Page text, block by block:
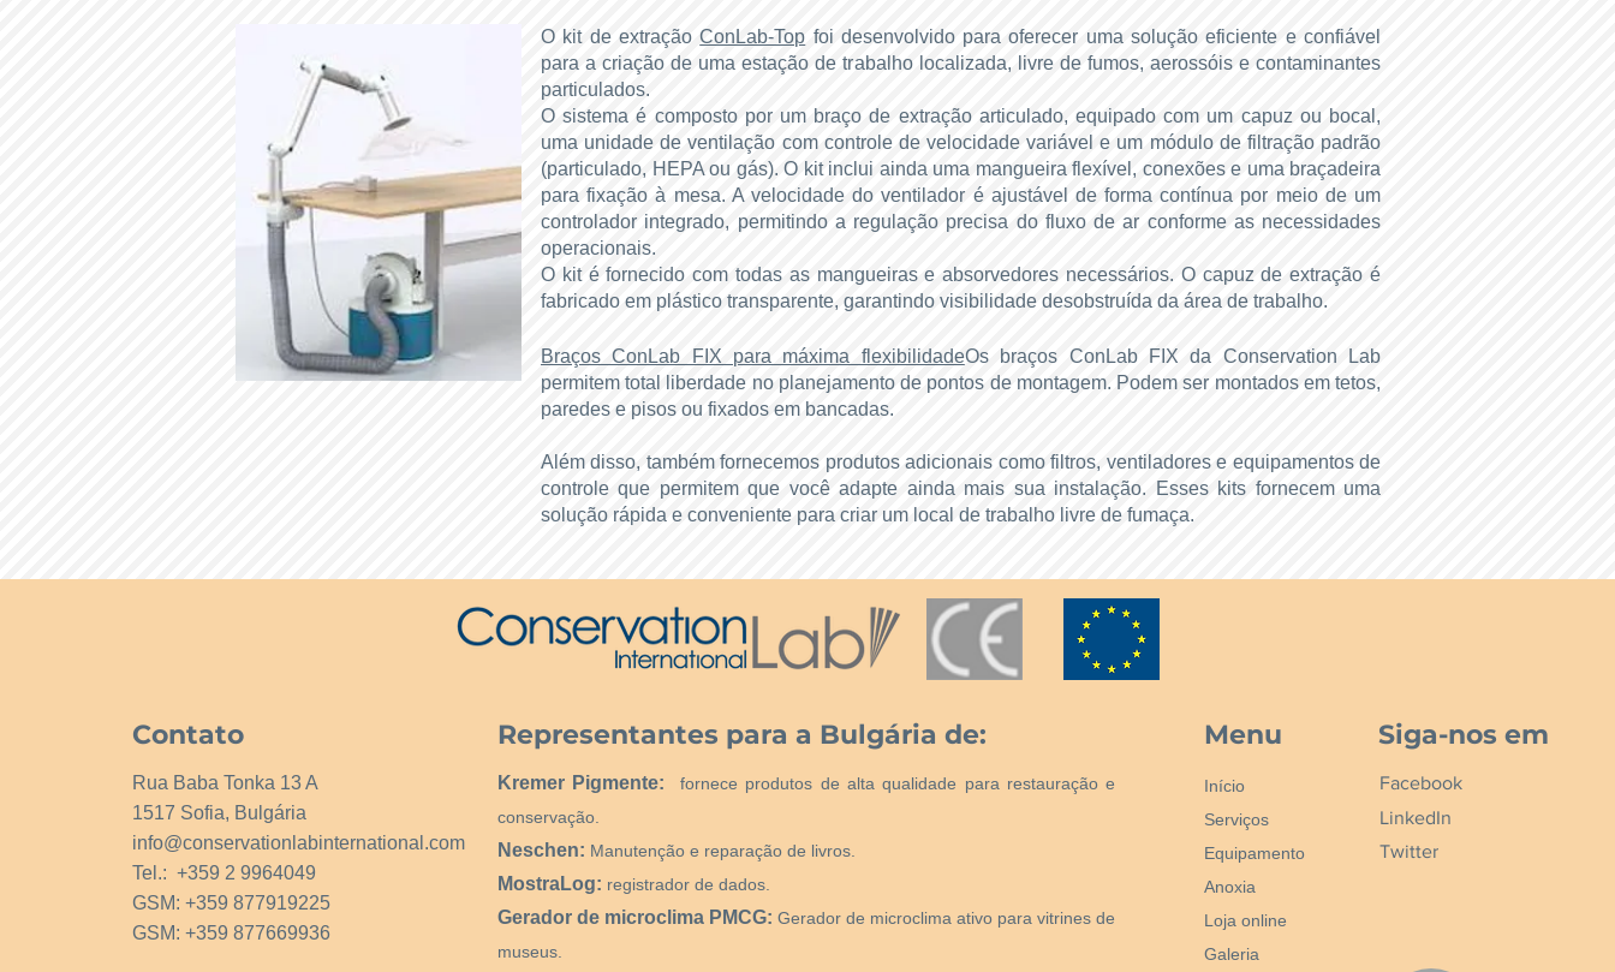
O kit de extraçãoConLab‑Top foi desenvolvido para oferecer uma solução eficiente e confiável
para a criação de uma estação de trabalho localizada, livre de fumos, aerossóis e contaminantes
particulados.
O sistema é composto por um braço de extração articulado, equipado com um capuz ou bocal,
uma unidade de ventilação com controle de velocidade variável e um módulo de filtração padrão
(particulado, HEPA ou gás). O kit inclui ainda uma mangueira flexível, conexões e uma braçadeira
para fixação à mesa. A velocidade do ventilador é ajustável de forma contínua por meio de um
controlador integrado, permitindo a regulação precisa do fluxo de ar conforme as necessidades
operacionais.
O kit é fornecido com todas as mangueiras e absorvedores necessários. O capuz de extração é
fabricado em plástico transparente, garantindo visibilidade desobstruída da área de trabalho.
Braços ConLab FIX para máxima flexibilidadeOs braços ConLab FIX da Conservation Lab
permitem total liberdade no planejamento de pontos de montagem. Podem ser montados em tetos,
paredes e pisos ou fixados em bancadas.
Além disso, também fornecemos produtos adicionais como filtros, ventiladores e equipamentos de
controle que permitem que você adapte ainda mais sua instalação. Esses kits fornecem uma
solução rápida e conveniente para criar um local de trabalho livre de fumaça.
Contato
Rua Baba Tonka 13 A
1517 Sofia, Bulgária
info@conservationlabinternational.com
Tel.: +359 2 9964049
GSM: +359 877919225
GSM: +359 877669936
Representantes para a Bulgária de:
Kremer Pigmente:
fornece produtos de alta qualidade para restauração e
conservação.
Neschen: Manutenção e reparação de livros.
MostraLog: registrador de dados.
Gerador de microclima PMCG: Gerador de microclima ativo para vitrines de
museus.
Menu
Início
Serviços
Equipamento
Anoxia
Loja online
Galeria
Siga-nos em
Facebook
LinkedIn
Twitter